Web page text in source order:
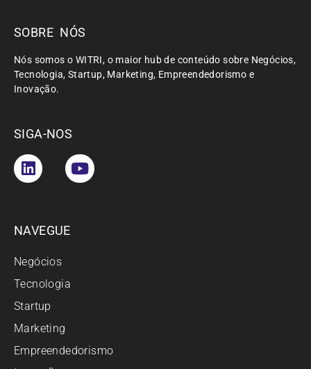
SOBRE NÓS
Nós somos o WITRI, o maior hub de conteúdo sobre Negócios,
Tecnologia, Startup, Marketing, Empreendedorismo e
Inovação.
SIGA-NOS
NAVEGUE
Negócios
Tecnologia
Startup
Marketing
Empreendedorismo